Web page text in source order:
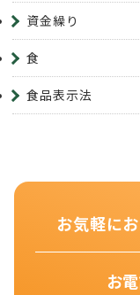
資金繰り
食
食品表示法
お気軽に
お